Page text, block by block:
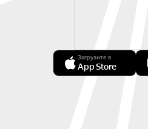
Загрузите в
App Store